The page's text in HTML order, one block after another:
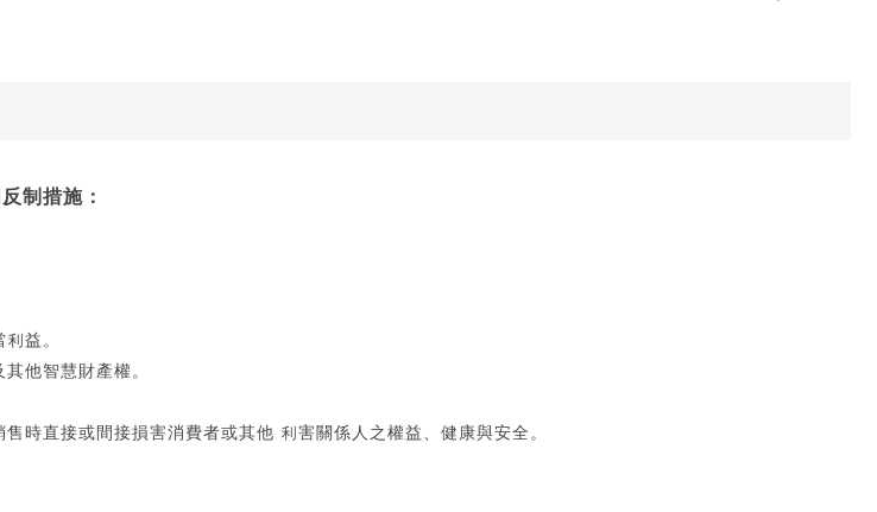
制措施：
益。
他智慧財產權。
時直接或間接損害消費者或其他 利害關係人之權益、健康與安全。